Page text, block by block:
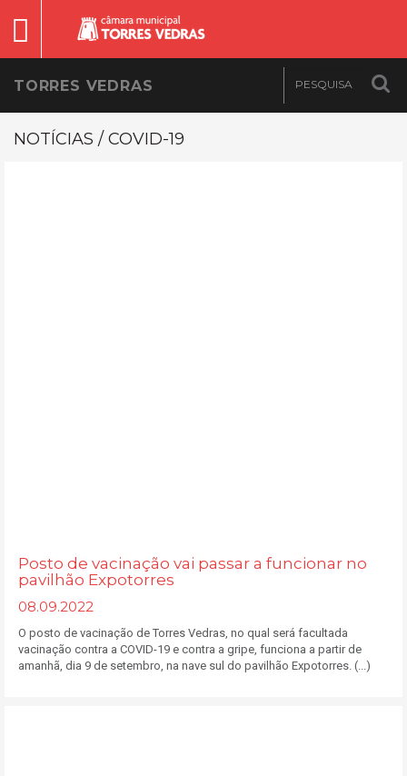
TORRES VEDRAS
NOTÍCIAS / COVID-19
Posto de vacinação vai passar a funcionar no
pavilhão Expotorres
08.09.2022
O posto de vacinação de Torres Vedras, no qual será facultada
vacinação contra a COVID-19 e contra a gripe, funciona a partir de
amanhã, dia 9 de setembro, na nave sul do pavilhão Expotorres. (...)